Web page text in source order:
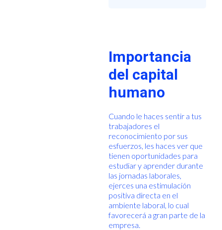
Importancia
del capital
humano
Cuando le haces sentir a tus
trabajadores el
reconocimiento por sus
esfuerzos, les haces ver que
tienen oportunidades para
estudiar y aprender durante
las jornadas laborales,
ejerces una estimulación
positiva directa en el
ambiente laboral, lo cual
favorecerá a gran parte de la
empresa.